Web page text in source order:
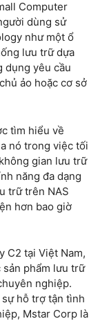
Computer
dùng sử
như một ổ
lưu trữ dựa
dụng yêu cầu
ảo hoặc cơ sở
tìm hiểu về
nó trong việc tối
gian lưu trữ
năng đa dạng
trữ trên NAS
hơn bao giờ
C2 tại Việt Nam,
sản phẩm lưu trữ
nghiệp.
hỗ trợ tận tình
Mstar Corp là